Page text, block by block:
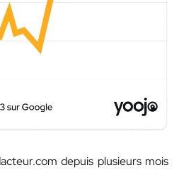
depuis plusieurs mois